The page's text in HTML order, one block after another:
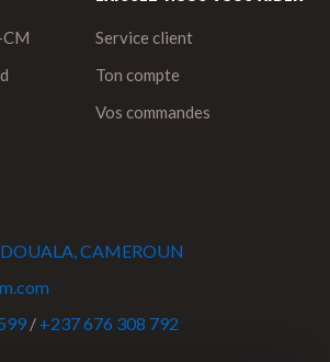
Service client
Ton compte
Vos commandes
CAMEROUN
/ +237 676 308 792